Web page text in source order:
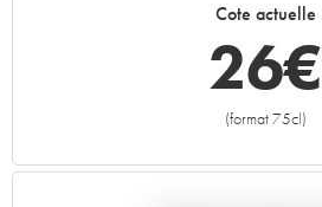
Cote actuelle
26€
(format 75cl)